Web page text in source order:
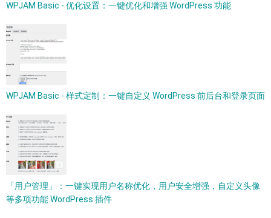
WPJAM Basic - 优化设置：一键优化和增强 WordPress 功能
WPJAM Basic - 样式定制：一键自定义 WordPress 前后台和登录页面
「用户管理」：一键实现用户名称优化，用户安全增强，自定义头像
等多项功能 WordPress 插件